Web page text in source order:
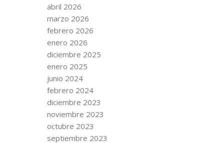
abril 2026
marzo 2026
febrero 2026
enero 2026
diciembre 2025
enero 2025
junio 2024
febrero 2024
diciembre 2023
noviembre 2023
octubre 2023
septiembre 2023